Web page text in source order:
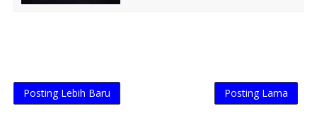
Posting Lebih Baru Posting Lama